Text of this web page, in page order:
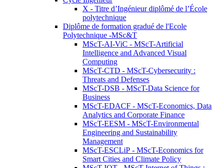
X - Titre d’Ingénieur diplômé de l’École
polytechnique
Diplôme de formation gradué de l'Ecole
Polytechnique -MSc&T
MScT-AI-ViC - MScT-Artificial
Intelligence and Advanced Visual
Computing
MScT-CTD - MScT-Cybersecurity :
Threats and Defenses
MScT-DSB - MScT-Data Science for
Business
MScT-EDACF - MScT-Economics, Data
Analytics and Corporate Finance
MScT-EESM - MScT-Environmental
Engineering and Sustainability
Management
MScT-ESCLiP - MScT-Economics for
Smart Cities and Climate Policy